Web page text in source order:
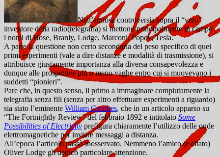
Nell’annosa controversia sopra il “vero”
inventore della radio(telegrafia) si mettono principalmente in campo
i nomi di Bose, Branly, Lodge, Marconi, Popov, Tesla.
A parte la questione non certo secondaria del peso specifico di quei
primi esperimenti (vale a dire distanze e modalità di trasmissione), si
attribuisce giustamente importanza alla diversa consapevolezza e
dunque alle prospettive più o meno vaghe entro cui si muovevano i
suddetti “pionieri”.
Pare che, in questo senso, il primo a immaginare compiutamente la
telegrafia senza fili (senza per altro effettuare esperimenti a riguardo)
sia stato l’eminente William Crookes, che in un articolo apparso su
“The Fortnightly Review” del febbraio 1892 e intitolato Some
Possibilities of Electricityprefigura chiaramente l’utilizzo delle onde
elettromagnetiche per inviare messaggi a distanza.
All’epoca l’articolo passò inosservato. Nemmeno l’amico (e citato)
Oliver Lodge gli dedicò particolare attenzione.